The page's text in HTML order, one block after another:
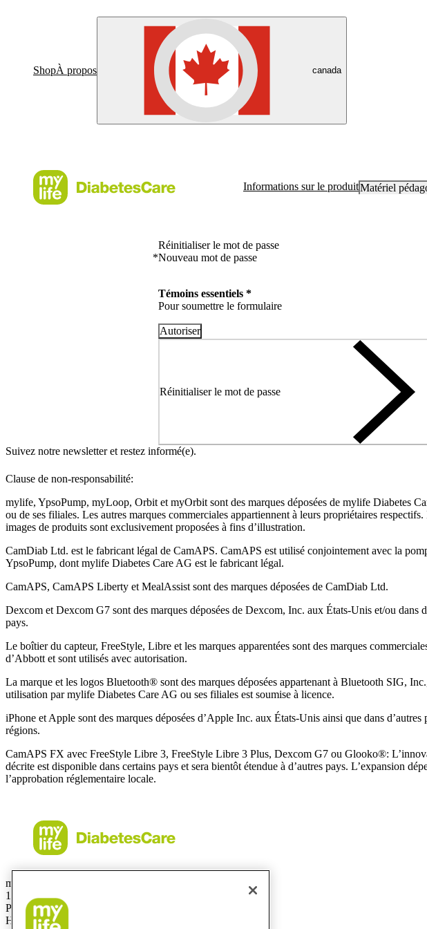
ShopÀ propos canada
Informations sur le produitMatériel
Réinitialiser le mot de passe
*Nouveau mot de passe
Témoins essentiels *
Pour soumettre le formulaire
Autoriser
Réinitialiser le mot de passe
Suivez notre newsletter et restez informé(e).
Clause de non-responsabilité:
mylife, YpsoPump, myLoop, Orbit et myOrbit sont des marques déposées de mylife Diabetes
ou de ses filiales. Les autres marques commerciales appartiennent à leurs propriétaires respectifs.
images de produits sont exclusivement proposées à fins d’illustration.
CamDiab Ltd. est le fabricant légal de CamAPS. CamAPS est utilisé conjointement avec la
YpsoPump, dont mylife Diabetes Care AG est le fabricant légal.
CamAPS, CamAPS Liberty et MealAssist sont des marques déposées de CamDiab Ltd.
Dexcom et Dexcom G7 sont des marques déposées de Dexcom, Inc. aux États-Unis et/ou dans
pays.
Le boîtier du capteur, FreeStyle, Libre et les marques apparentées sont des marques
d’Abbott et sont utilisés avec autorisation.
La marque et les logos Bluetooth® sont des marques déposées appartenant à Bluetooth SIG,
utilisation par mylife Diabetes Care AG ou ses filiales est soumise à licence.
iPhone et Apple sont des marques déposées d’Apple Inc. aux États-Unis ainsi que dans d’autres
régions.
CamAPS FX avec FreeStyle Libre 3, FreeStyle Libre 3 Plus, Dexcom G7 ou Glooko®:
décrite est disponible dans certains pays et sera bientôt étendue à d’autres pays. L’expansion
l’approbation réglementaire locale.
mylife Diabetes Care Canada Inc.
1 avenue Holiday, bureau 605
Pointe-Claire, QC
H9R 5N3